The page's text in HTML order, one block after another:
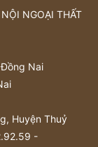
NGOẠI THẤT
Nai
Huyện Thuỷ
-